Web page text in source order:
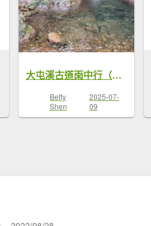
大屯溪古道雨中行（原路來回）
Betty
Shen
2025-07-
09